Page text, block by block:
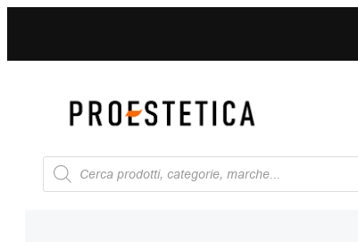
contenuto
Ricerca
prodotti